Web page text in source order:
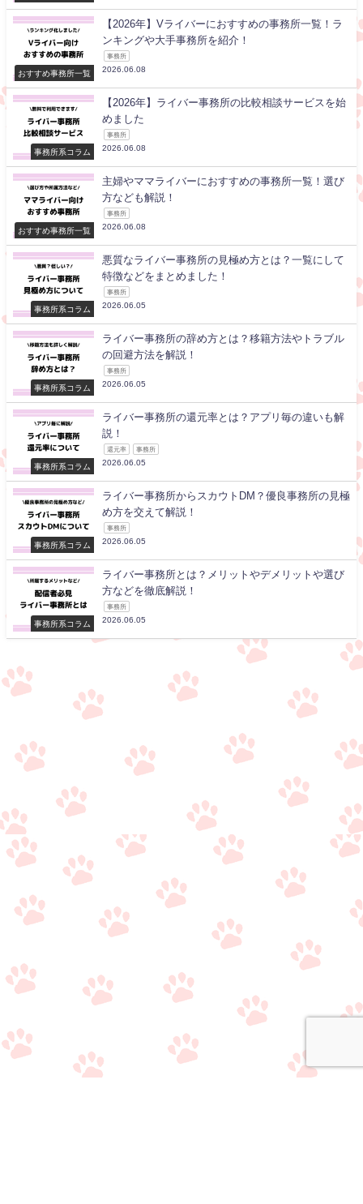
おすすめ事務所一覧
【2026年】Vライバーにおすすめの事務所一覧！ラ
ンキングや大手事務所を紹介！
事務所
2026.06.08
事務所系コラム
【2026年】ライバー事務所の比較相談サービスを始
めました
事務所
2026.06.08
おすすめ事務所一覧
主婦やママライバーにおすすめの事務所一覧！選び
方なども解説！
事務所
2026.06.08
事務所系コラム
悪質なライバー事務所の見極め方とは？一覧にして
特徴などをまとめました！
事務所
2026.06.05
事務所系コラム
ライバー事務所の辞め方とは？移籍方法やトラブル
の回避方法を解説！
事務所
2026.06.05
事務所系コラム
ライバー事務所の還元率とは？アプリ毎の違いも解
説！
還元率 事務所
2026.06.05
事務所系コラム
ライバー事務所からスカウトDM？優良事務所の見極
め方を交えて解説！
事務所
2026.06.05
事務所系コラム
ライバー事務所とは？メリットやデメリットや選び
方などを徹底解説！
事務所
2026.06.05